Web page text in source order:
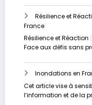
un
Avenir
Sûr
:
Innovantes
pour
les
Inondations
Résilience et
France
Résilience et Réaction
Face aux défis sans
Inondations en
Cet article vise à
l’information et de la